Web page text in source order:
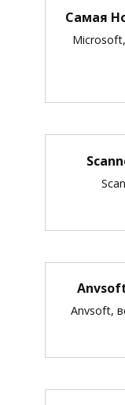
Самая
Anvsoft,